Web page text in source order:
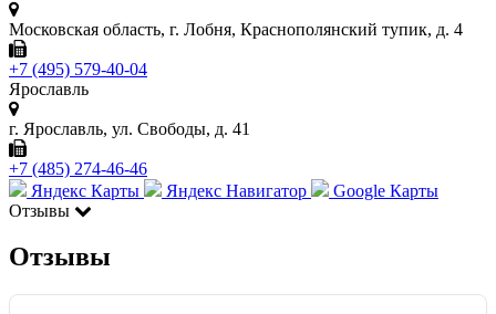
Московская область, г. Лобня, Краснополянский тупик, д. 4
+7 (495) 579-40-04
Ярославль
г. Ярославль, ул. Свободы, д. 41
+7 (485) 274-46-46
Яндекс Карты
Яндекс Навигатор
Google Карты
Отзывы
Отзывы